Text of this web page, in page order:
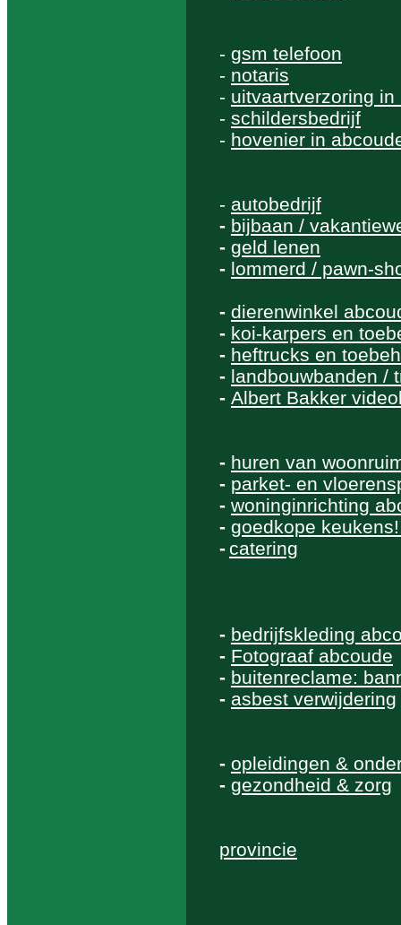
- gsm telefoon
- notaris
- uitvaartverzoring in
- schildersbedrijf
- hovenier in
- autobedrijf
- bijbaan /
- geld lenen
- lommerd / pawn-
- dierenwinkel
- koi-karpers en
- heftrucks en
- landbouwbanden /
- Albert Bakker
- huren van
- parket- en
- woninginrichting
- goedkope
- catering
- bedrijfskleding
- Fotograaf abcoude
- buitenreclame:
- asbest verwijdering
- opleidingen &
- gezondheid & zorg
provincie